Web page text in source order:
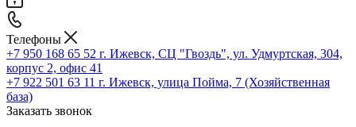
Телефоны
+7 950 168 65 52 г. Ижевск, СЦ "Гвоздь", ул. Удмуртская, 304,
корпус 2, офис 41
+7 922 501 63 11 г. Ижевск, улица Пойма, 7 (Хозяйственная
база)
Заказать звонок